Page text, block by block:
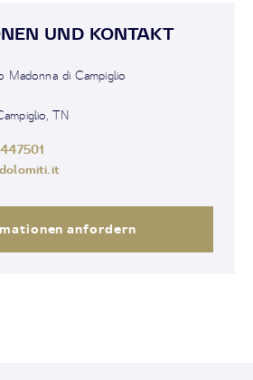
UND KONTAKT
Madonna di Campiglio
TN
anfordern